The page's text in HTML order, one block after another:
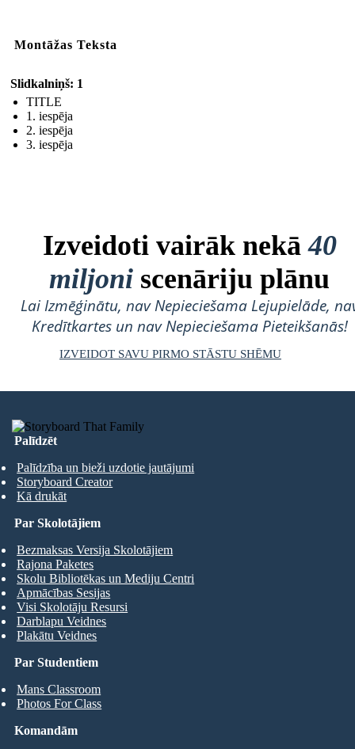
Montāžas Teksta
Slidkalniņš: 1
TITLE
1. iespēja
2. iespēja
3. iespēja
Izveidoti vairāk nekā40
miljoni scenāriju plānu
Lai Izmēģinātu, nav Nepieciešama Lejupielāde,
Kredītkartes un nav Nepieciešama Pieteikšanās!
IZVEIDOT SAVU PIRMO STĀSTU SHĒMU
Palīdzēt
Palīdzība un bieži uzdotie jautājumi
Storyboard Creator
Kā drukāt
Par Studentiem
Mans Classroom
Photos For Class
Par Skolotājiem
Bezmaksas Versija Skolotājiem
Rajona Paketes
Skolu Bibliotēkas un Mediju Centri
Apmācības Sesijas
Visi Skolotāju Resursi
Darblapu Veidnes
Plakātu Veidnes
Komandām